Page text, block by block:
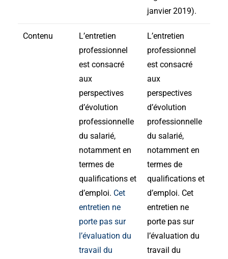
janvier 2019).
Contenu
L’entretien
professionnel
est consacré
aux
perspectives
d’évolution
professionnelle
du salarié,
notamment en
termes de
qualifications et
d’emploi. Cet
entretien ne
porte pas sur
l’évaluation du
travail du
L’entretien
professionnel
est consacré
aux
perspectives
d’évolution
professionnelle
du salarié,
notamment en
termes de
qualifications et
d’emploi. Cet
entretien ne
porte pas sur
l’évaluation du
travail du